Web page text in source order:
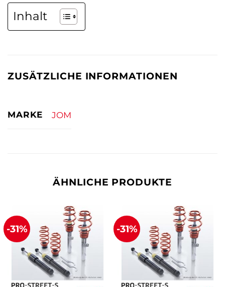
Inhalt
ZUSÄTZLICHE INFORMATIONEN
MARKE JOM
ÄHNLICHE PRODUKTE
-31% -31%